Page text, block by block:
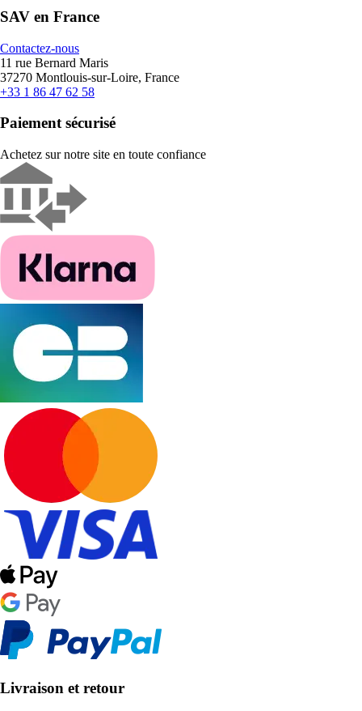
SAV en France
Contactez-nous
11 rue Bernard Maris
37270 Montlouis-sur-Loire, France
+33 1 86 47 62 58
Paiement sécurisé
Achetez sur notre site en toute confiance
Livraison et retour